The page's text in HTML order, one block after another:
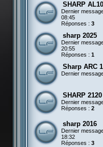
SHARP
Dernier
08:45
Réponses : 3
sharp 2025
Dernier
20:55
Réponses : 1
Sharp ARC
Dernier
SHARP
Dernier
Réponses : 2
sharp 2016
Dernier
18:32
Réponses : 3